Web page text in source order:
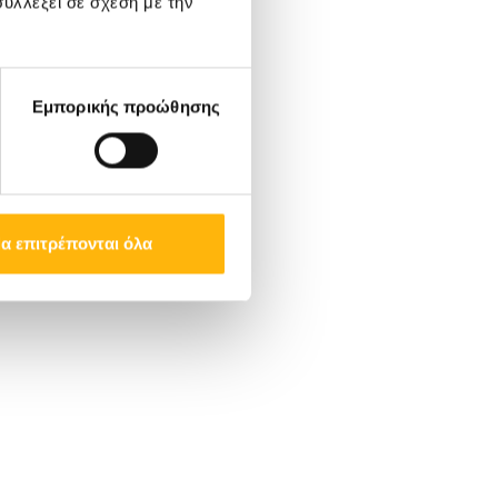
Εμπορικής προώθησης
επιτρέπονται όλα